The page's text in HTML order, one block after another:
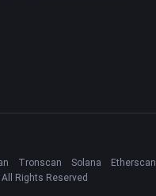
Tronscan Solana Etherscan
Rights Reserved